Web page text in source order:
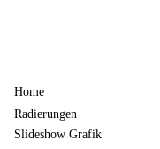
Home
Radierungen
Slideshow Grafik